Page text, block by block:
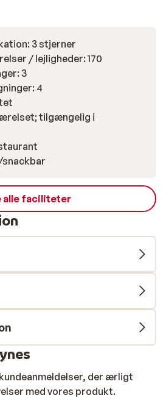
3 stjerner
/ lejligheder: 170
3
4
tilgængelig i
alle faciliteter
der ærligt
med vores produkt.